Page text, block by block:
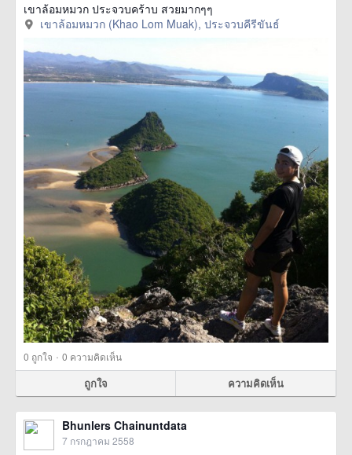
เขาล้อมหมวก ประจวบคร้าบ สวยมากๆๆ
เขาล้อมหมวก (Khao Lom Muak), ประจวบคีรีขันธ์
0 ถูกใจ · 0 ความคิดเห็น
ถูกใจ ความคิดเห็น
Bhunlers Chainuntdata
7 กรกฎาคม 2558